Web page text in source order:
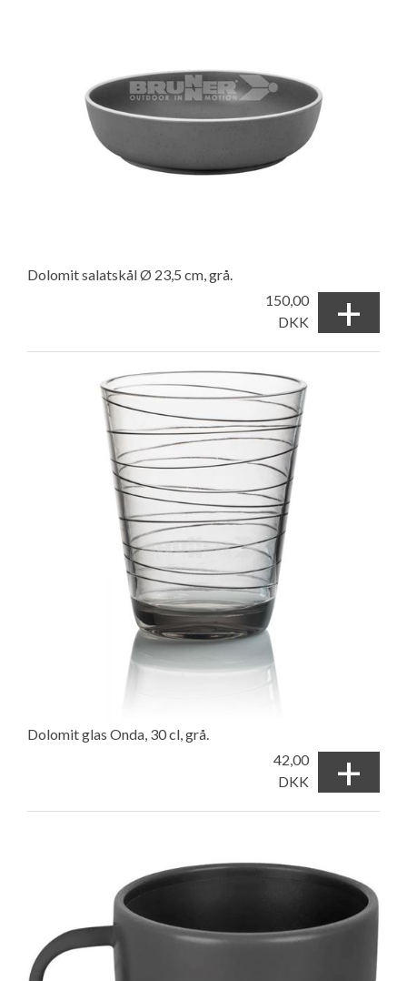
Dolomit salatskål Ø 23,5 cm, grå.
150,00
DKK
+
Dolomit glas Onda, 30 cl, grå.
42,00
DKK
+